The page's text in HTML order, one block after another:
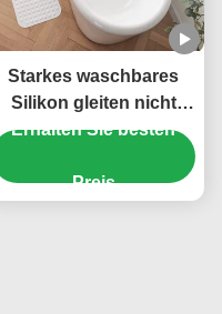
Starkes waschbares
Silikon gleiten nicht
Bad-Mat For Bathroom
Erhalten Sie besten
Preis